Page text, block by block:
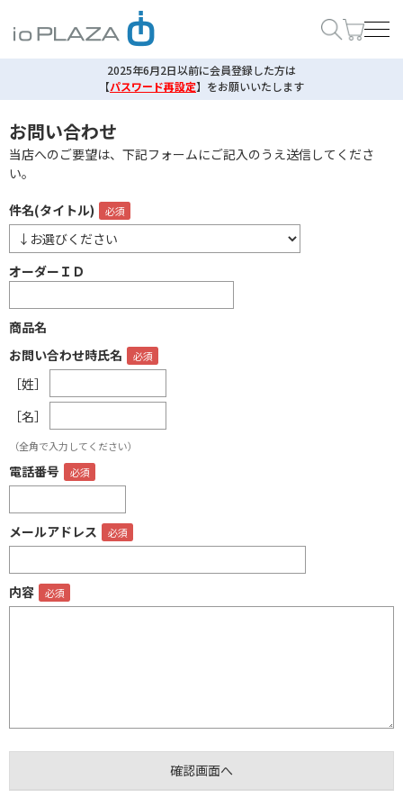
2025年6月2日以前に会員登録した方は
【パスワード再設定】 をお願いいたします
お問い合わせ
当店へのご要望は、下記フォームにご記入のうえ送信してくださ
い。
件名(タイトル)
オーダーＩＤ
商品名
お問い合わせ時氏名
［姓］
［名］
（全角で入力してください）
電話番号
メールアドレス
内容